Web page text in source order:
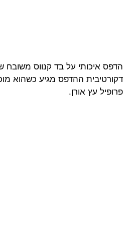
הדפס איכותי על בד קנווס משובח
דקורטיבית ההדפס מגיע כשהוא
פרופיל עץ אורן.